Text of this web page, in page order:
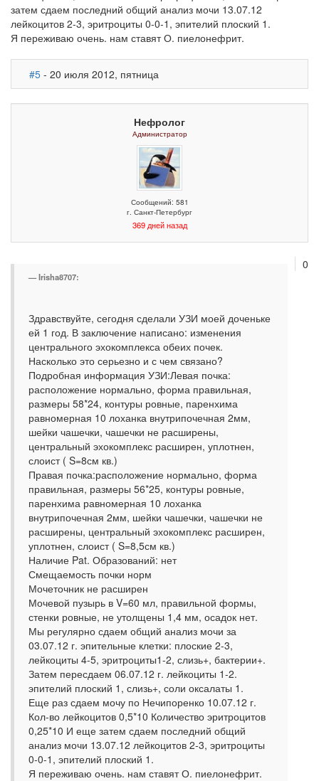
затем сдаем последний общий анализ мочи 13.07.12
лейкоцитов 2-3, эритроциты 0-0-1, эпителий плоский 1.
Я переживаю очень. нам ставят О. пиелонефрит.
#5 - 20 июля 2012, пятница
Нефролог
Администратор
Сообщений: 581
г. Санкт-Петербург
369 дней назад
0
Irisha8707:
Здравствуйте, сегодня сделали УЗИ моей доченьке
ей 1 год. В заключение написано: изменения
центрального эхокомплекса обеих почек.
Насколько это серьезно и с чем связано?
Подробная информация УЗИ:Левая почка:
расположение нормально, форма правильная,
размеры 58*24, контуры ровные, паренхима
равномерная 10 лоханка внутрипочечная 2мм,
шейки чашечки, чашечки не расширены,
центральный эхокомплекс расширен, уплотнен,
слоист ( S=8см кв.)
Правая почка:расположение нормально, форма
правильная, размеры 56*25, контуры ровные,
паренхима равномерная 10 лоханка
внутрипочечная 2мм, шейки чашечки, чашечки не
расширены, центральный эхокомплекс расширен,
уплотнен, слоист ( S=8,5см кв.)
Наличие Pat. Образований: нет
Смещаемость почки норм
Мочеточник не расширен
Мочевой пузырь в V=60 мл, правильной формы,
стенки ровные, не утолщены 1,4 мм, осадок нет.
Мы регулярно сдаем общий анализ мочи за
03.07.12 г. эпительные клетки: плоские 2-3,
лейкоциты 4-5, эритроциты1-2, слизь+, бактерии+.
Затем пересдаем 06.07.12 г. лейкоциты 1-2.
эпителий плоский 1, слизь+, соли оксалаты 1.
Еще раз сдаем мочу по Нечипоренко 10.07.12 г.
Кол-во лейкоцитов 0,5*10 Количество эритроцитов
0,25*10 И еще затем сдаем последний общий
анализ мочи 13.07.12 лейкоцитов 2-3, эритроциты
0-0-1, эпителий плоский 1.
Я переживаю очень. нам ставят О. пиелонефрит.